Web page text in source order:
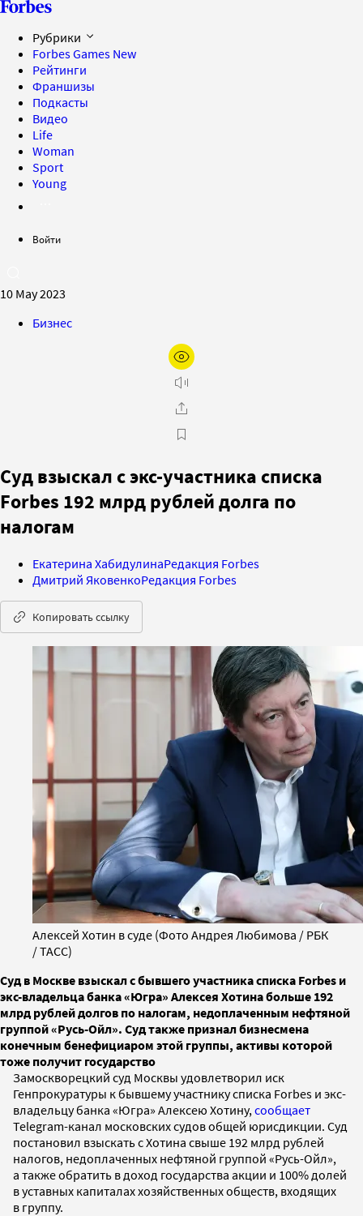
Рубрики
Forbes Games New
Рейтинги
Франшизы
Подкасты
Видео
Life
Woman
Sport
Young
Войти
10 May 2023
Бизнес
Суд взыскал с экс-участника списка
Forbes 192 млрд рублей долга по
налогам
Екатерина ХабидулинаРедакция Forbes
Дмитрий ЯковенкоРедакция Forbes
Копировать ссылку
Алексей Хотин в суде (Фото Андрея Любимова / РБК
/ ТАСС)
Суд в Москве взыскал с бывшего участника списка Forbes и
экс-владельца банка «Югра» Алексея Хотина больше 192
млрд рублей долгов по налогам, недоплаченным нефтяной
группой «Русь-Ойл». Суд также признал бизнесмена
конечным бенефициаром этой группы, активы которой
тоже получит государство
Замоскворецкий суд Москвы удовлетворил иск
Генпрокуратуры к бывшему участнику списка Forbes и экс-
владельцу банка «Югра» Алексею Хотину, сообщает
Telegram-канал московских судов общей юрисдикции. Суд
постановил взыскать с Хотина свыше 192 млрд рублей
налогов, недоплаченных нефтяной группой «Русь-Ойл»,
а также обратить в доход государства акции и 100% долей
в уставных капиталах хозяйственных обществ, входящих
в группу.